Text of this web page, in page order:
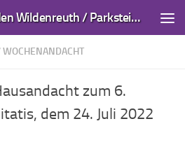
Kirchengemeinden Wildenreuth / Parkstein und Kirchendemenreuth
WOCHENANDACHT
zum 6.
dem 24. Juli 2022